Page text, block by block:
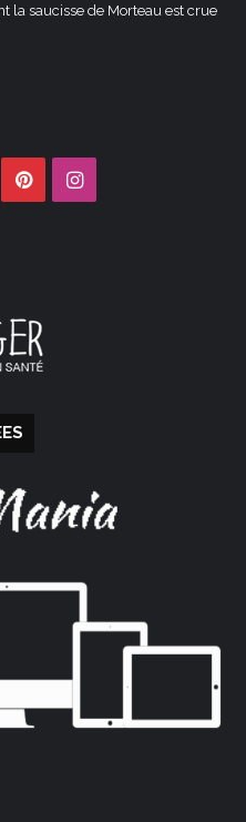
la saucisse de Morteau est crue
PinterestInstagram